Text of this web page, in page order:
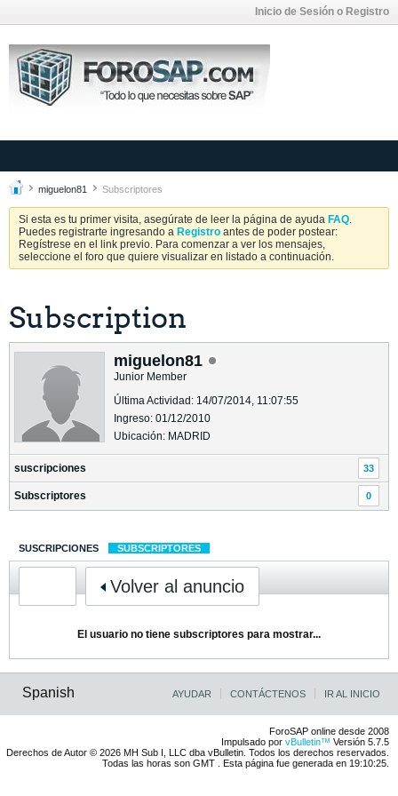
Inicio de Sesión o Registro
miguelon81 Subscriptores
Si esta es tu primer visita, asegúrate de leer la página de ayuda FAQ.
Puedes registrarte ingresando a Registro antes de poder postear:
Regístrese en el link previo. Para comenzar a ver los mensajes,
seleccione el foro que quiere visualizar en listado a continuación.
Subscription
miguelon81
Junior Member
Última Actividad: 14/07/2014, 11:07:55
Ingreso: 01/12/2010
Ubicación: MADRID
suscripciones 33
Subscriptores 0
SUSCRIPCIONES SUBSCRIPTORES
Volver al anuncio
El usuario no tiene subscriptores para mostrar...
Spanish AYUDAR CONTÁCTENOS IR AL INICIO
ForoSAP online desde 2008
Impulsado por vBulletin™ Versión 5.7.5
Derechos de Autor © 2026 MH Sub I, LLC dba vBulletin. Todos los derechos reservados.
Todas las horas son GMT . Esta página fue generada en 19:10:25.